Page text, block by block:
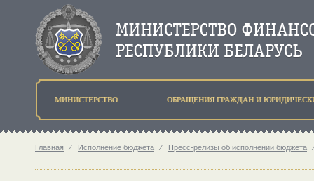
МИНИСТЕРСТВО ОБРАЩЕНИЯ ГРАЖДАН И
Главная ⁄ Исполнение бюджета ⁄ Пресс-релизы об исполнении бюджета ⁄